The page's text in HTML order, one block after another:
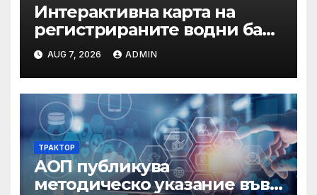
Интерактивна карта на
регистрираните водни бази
по Черноморието за летния
сезон на 2026 г.
AUG 7, 2026 ADMIN
ТРАКТОР
АОП публикува
методическо указание във